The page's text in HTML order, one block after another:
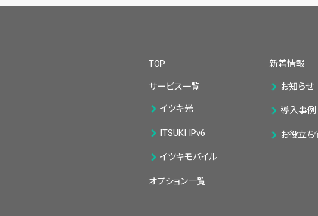
TOP
サービス一覧
イツキ光
ITSUKI IPv6
イツキモバイル
オプション一覧
新着情報
お知らせ
導入事例
お役立ち